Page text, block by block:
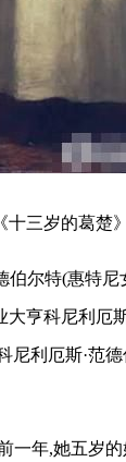
三岁的葛楚》
伯尔特(惠特
亨科尼利厄
尼利厄斯·范
一年,她五岁